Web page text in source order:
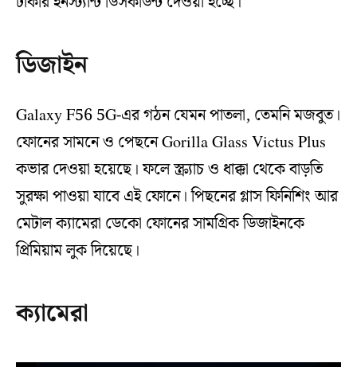
ডিজাইন
Galaxy F56 5G-এর গঠন যেমন পাতলা, তেমনি মজবুত।
ফোনের সামনে ও পেছনে Gorilla Glass Victus Plus
কভার দেওয়া হয়েছে। ফলে স্ক্র্যাচ ও ধাক্কা থেকে বাড়তি
সুরক্ষা পাওয়া যাবে এই ফোনে। পিছনের গ্লাস ফিনিশিং আর
মেটাল ক্যামেরা ডেকো ফোনের সামগ্রিক ডিজাইনকে
প্রিমিয়াম লুক দিয়েছে।
ক্যামেরা